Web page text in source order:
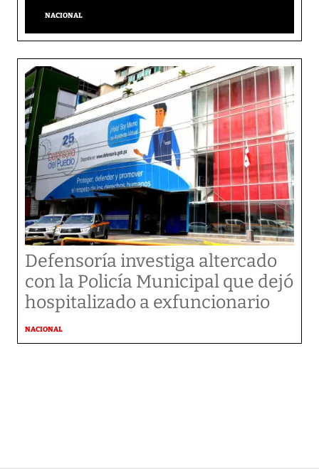
NACIONAL
Defensoría investiga altercado
con la Policía Municipal que dejó
hospitalizado a exfuncionario
NACIONAL